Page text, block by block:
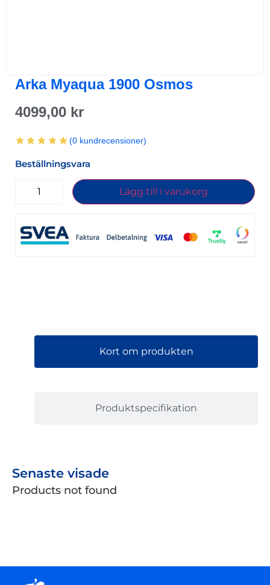
Arka Myaqua 1900 Osmos
4099,00 kr
(0 kundrecensioner)
Beställningsvara
Lägg till i varukorg
Kort om produkten
Produktspecifikation
Senaste visade
Products not found